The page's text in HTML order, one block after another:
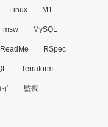
Linux M1
msw MySQL
ReadMe RSpec
Terraform
監視